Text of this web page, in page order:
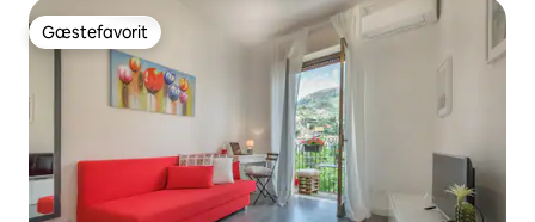
Gæstefavorit
Gæstefavorit